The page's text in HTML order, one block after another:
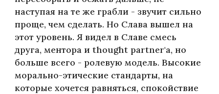
наступая на те же грабли - звучит сильно
проще, чем сделать. Но Слава вышел на
этот уровень. Я видел в Славе смесь
друга, ментора и thought partner'а, но
больше всего - ролевую модель. Высокие
морально-этические стандарты, на
которые хочется равняться, спокойствие